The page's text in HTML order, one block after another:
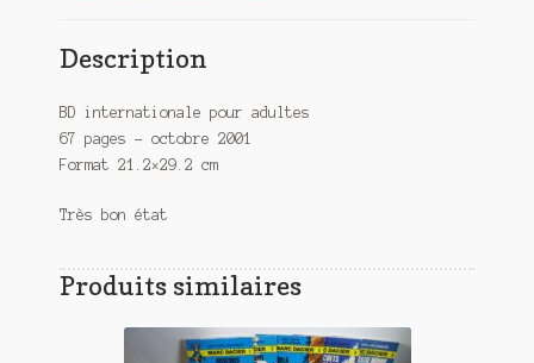
Description
BD internationale pour adultes
67 pages – octobre 2001
Format 21.2×29.2 cm
Très bon état
Produits similaires